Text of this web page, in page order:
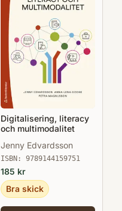
Digitalisering, literacy
och multimodalitet
Jenny Edvardsson
ISBN: 9789144159751
185 kr
Bra skick